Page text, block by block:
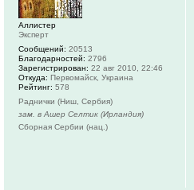
Аллистер
Эксперт
Сообщений: 20513
Благодарностей: 2796
Зарегистрирован: 22 авг 2010, 22:46
Откуда: Первомайск, Украина
Рейтинг: 578
Раднички (Ниш, Сербия)
зам. в Ашер Селтик (Ирландия)
Сборная Сербии (нац.)